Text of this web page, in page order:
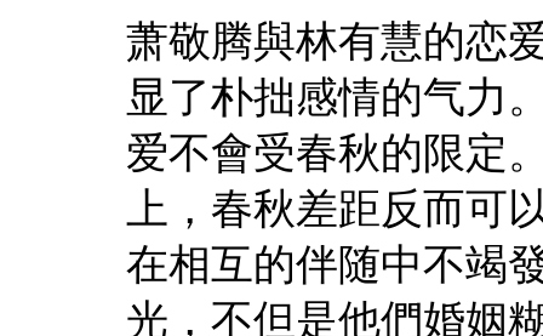
萧敬腾與林有慧的恋
显了朴拙感情的气力
爱不會受春秋的限定
上，春秋差距反而可
在相互的伴随中不竭
光，不但是他們婚姻